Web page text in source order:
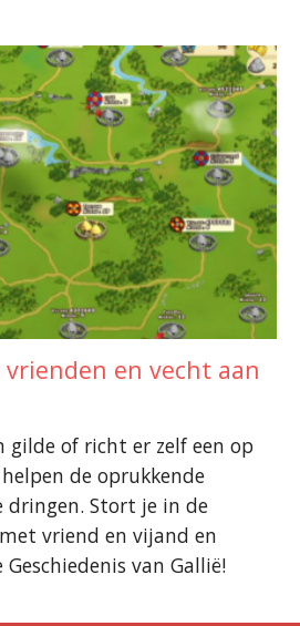
vrienden en vecht aan
gilde of richt er zelf een op
de oprukkende
dringen. Stort je in de
vriend en vijand en
van Gallië!